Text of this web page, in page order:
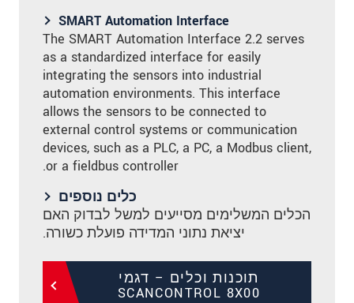
SMART Automation Interface
The SMART Automation Interface 2.2 serves
as a standardized interface for easily
integrating the sensors into industrial
automation environments. This interface
allows the sensors to be connected to
external control systems or communication
devices, such as a PLC, a PC, a Modbus client,
or a fieldbus controller.
כלים נוספים
הכלים המשלימים מסייעים למשל לבדוק האם
יציאת נתוני המדידה פועלת כשורה.
תוכנות וכלים – דגמי
SCANCONTROL 8X00